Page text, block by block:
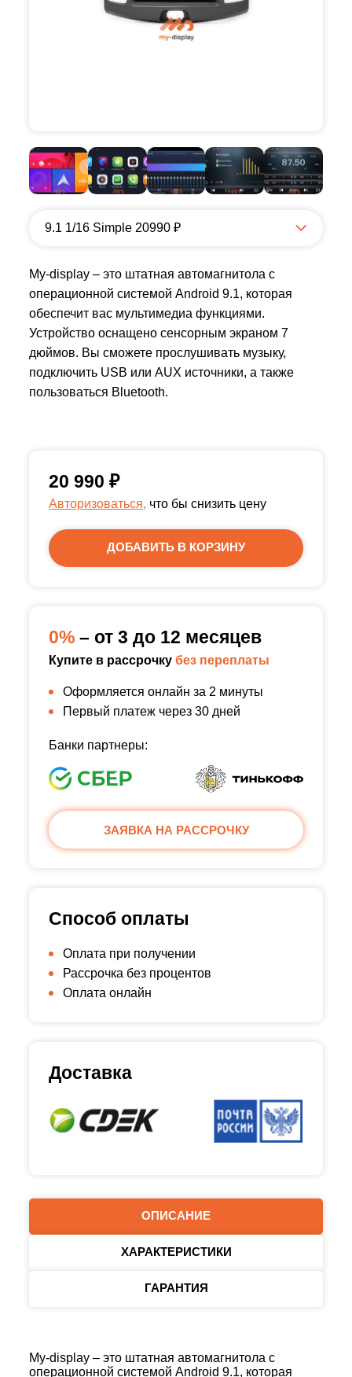
9.1 1/16 Simple 20990 ₽
My-display – это штатная автомагнитола с
операционной системой Android 9.1, которая
обеспечит вас мультимедиа функциями.
Устройство оснащено сенсорным экраном 7
дюймов. Вы сможете прослушивать музыку,
подключить USB или AUX источники, а также
пользоваться Bluetooth.
ОПИСАНИЕ
ХАРАКТЕРИСТИКИ
ГАРАНТИЯ
My-display – это штатная автомагнитола с
операционной системой Android 9.1, которая
20 990 ₽
Авторизоваться, что бы снизить цену
ДОБАВИТЬ В КОРЗИНУ
0% – от 3 до 12 месяцев
Купите в рассрочку без переплаты
Оформляется онлайн за 2 минуты
Первый платеж через 30 дней
Банки партнеры:
ЗАЯВКА НА РАССРОЧКУ
Способ оплаты
Оплата при получении
Рассрочка без процентов
Оплата онлайн
Доставка